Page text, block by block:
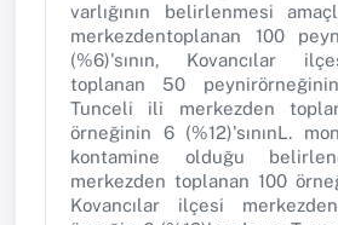
varlığının belirlenmesi
merkezdentoplanan 100
(%6)'sının, Kovancılar
toplanan 50
Tunceli ili merkezden
örneğinin 6 (%12)'sınınL.
kontamine olduğu
merkezden toplanan 100
Kovancılar ilçesi